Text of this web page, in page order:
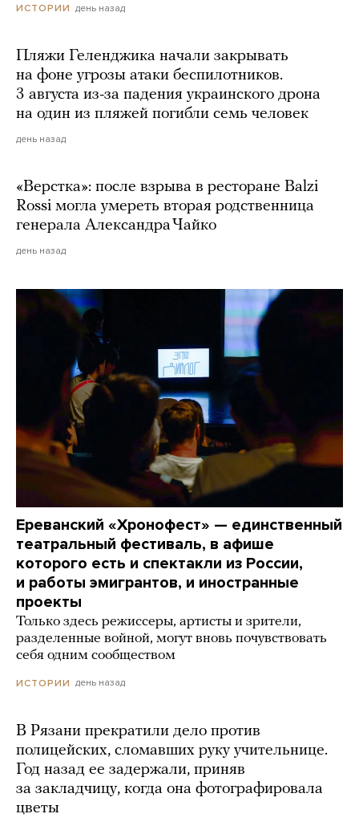
ИСТОРИИ день назад
Пляжи Геленджика начали закрывать
на фоне угрозы атаки беспилотников.
3 августа из-за падения украинского дрона
на один из пляжей погибли семь человек
день назад
«Верстка»: после взрыва в ресторане Balzi
Rossi могла умереть вторая родственница
генерала Александра Чайко
день назад
Ереванский «Хронофест» — единственный
театральный фестиваль, в афише
которого есть и спектакли из России,
и работы эмигрантов, и иностранные
проекты
Только здесь режиссеры, артисты и зрители,
разделенные войной, могут вновь почувствовать
себя одним сообществом
ИСТОРИИ день назад
В Рязани прекратили дело против
полицейских, сломавших руку учительнице.
Год назад ее задержали, приняв
за закладчицу, когда она фотографировала
цветы